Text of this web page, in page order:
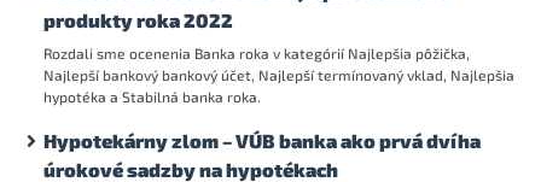
produkty roka 2022
Rozdali sme ocenenia Banka roka v kategórií Najlepšia pôžička,
Najlepší bankový bankový účet, Najlepší termínovaný vklad, Najlepšia
hypotéka a Stabilná banka roka.
Hypotekárny zlom – VÚB banka ako prvá dvíha
úrokové sadzby na hypotékach